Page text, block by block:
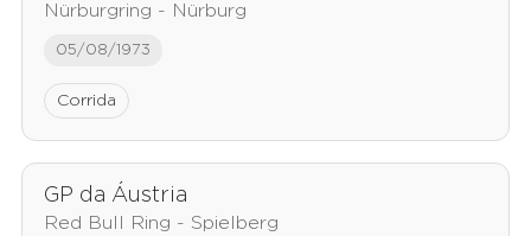
Nürburgring - Nürburg
05/08/1973
Corrida
GP da Áustria
Red Bull Ring - Spielberg